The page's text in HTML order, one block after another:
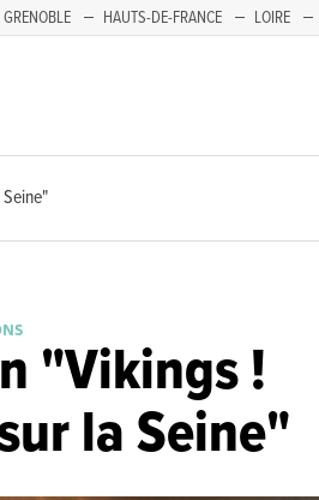
GRENOBLE HAUTS-DE-FRANCE LOIRE
"Vikings !
la Seine"